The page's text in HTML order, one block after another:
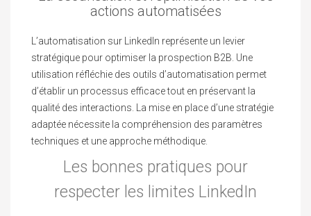
actions automatisées
L’automatisation sur LinkedIn représente un levier
stratégique pour optimiser la prospection B2B. Une
utilisation réfléchie des outils d’automatisation permet
d’établir un processus efficace tout en préservant la
qualité des interactions. La mise en place d’une stratégie
adaptée nécessite la compréhension des paramètres
techniques et une approche méthodique.
Les bonnes pratiques pour
respecter les limites LinkedIn